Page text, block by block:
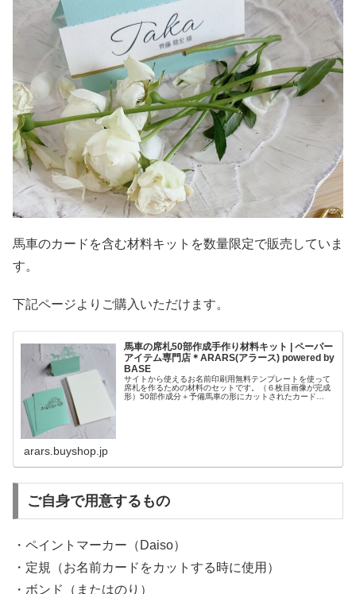
馬車のカードを含む材料キットを数量限定で販売していま
す。
下記ページよりご購入いただけます。
馬車の席札50部作成手作り材料キット | ペーパー
アイテム専門店＊ARARS(アラース) powered by
BASE
サイトから使えるお名前印刷用無料テンプレートを使って
席札を作るための材料のセットです。（６枚目画像が完成
形）50部作成分＋予備馬車の形にカットされたカード
arars.buyshop.jp
ご自身で用意するもの
・ペイントマーカー（Daiso）
・定規（お名前カードをカットする時に使用）
・ボンド（またはのり）